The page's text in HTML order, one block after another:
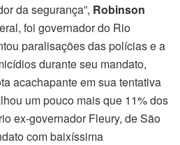
da segurança”, Robinson
foi governador do Rio
paralisações das polícias e a
durante seu mandato,
acachapante em sua tentativa
um pouco mais que 11% dos
ex-governador Fleury, de São
com baixíssima